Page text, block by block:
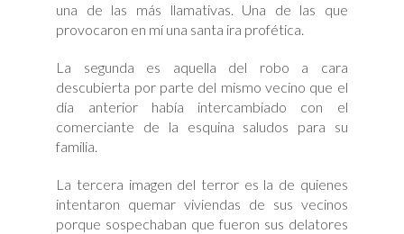
una de las más llamativas. Una de las que
provocaron en mí una santa ira profética.
La segunda es aquella del robo a cara
descubierta por parte del mismo vecino que el
día anterior había intercambiado con el
comerciante de la esquina saludos para su
familia.
La tercera imagen del terror es la de quienes
intentaron quemar viviendas de sus vecinos
porque sospechaban que fueron sus delatores